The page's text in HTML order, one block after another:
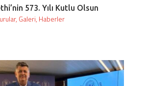
573. Yılı Kutlu Olsun
, Galeri, Haberler